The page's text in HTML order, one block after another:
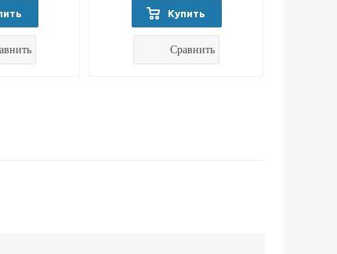
Купить
Сравнить